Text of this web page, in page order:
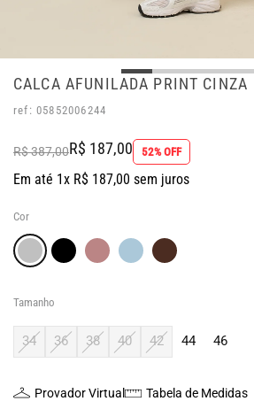
CALCA AFUNILADA PRINT CINZA
ref: 05852006244
R$ 387,00R$ 187,00 52% OFF
Em até 1x R$ 187,00 sem juros
Cor
Tamanho
34 36 38 40 42 44 46
Provador Virtual Tabela de Medidas